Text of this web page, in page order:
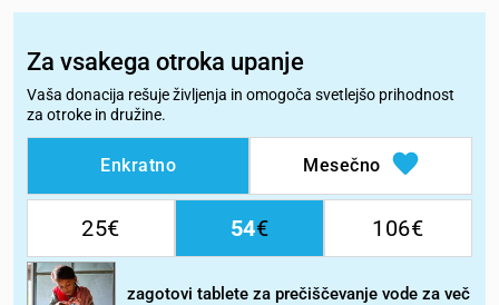
Za vsakega otroka upanje
Vaša donacija rešuje življenja in omogoča svetlejšo prihodnost
za otroke in družine.
Enkratno Mesečno
25 54 106
zagotovi tablete za prečiščevanje vode za več